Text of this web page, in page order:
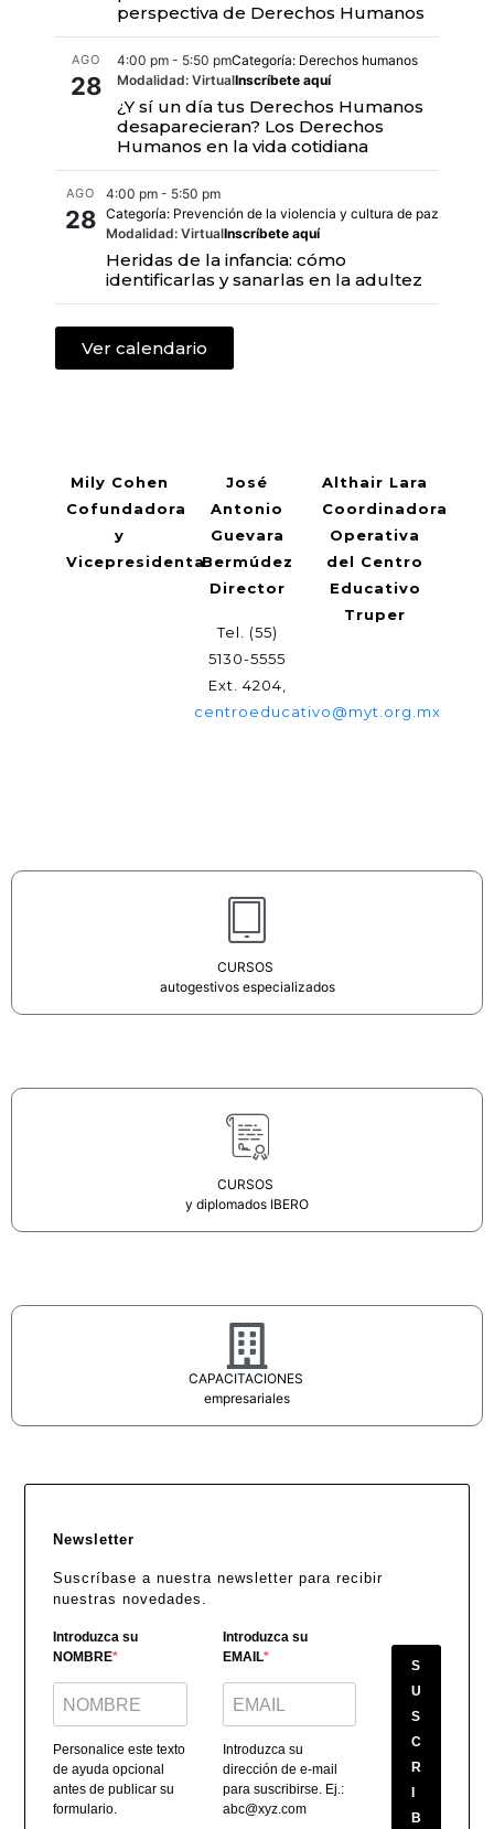
CURSOS
autogestivos especializados
CURSOS
y diplomados IBERO
CAPACITACIONES
empresariales
perspectiva de Derechos Humanos
AGO
28
4:00 pm - 5:50 pmCategoría: Derechos humanos
Modalidad: VirtualInscríbete aquí
¿Y sí un día tus Derechos Humanos
desaparecieran? Los Derechos
Humanos en la vida cotidiana
AGO
28
4:00 pm - 5:50 pm
Categoría: Prevención de la violencia y cultura de paz
Modalidad: VirtualInscríbete aquí
Heridas de la infancia: cómo
identificarlas y sanarlas en la adultez
Ver calendario
Mily Cohen
Cofundadora
y
Vicepresidenta
José
Antonio
Guevara
Bermúdez
Director
Tel. (55)
5130-5555
Ext. 4204,
centroeducativo@myt.org.mx
Althair Lara
Coordinadora
Operativa
del Centro
Educativo
Truper
Newsletter
Suscríbase a nuestra newsletter para recibir
nuestras novedades.
Introduzca su
NOMBRE
Personalice este texto
de ayuda opcional
antes de publicar su
formulario.
Introduzca su
EMAIL
Introduzca su
dirección de e-mail
para suscribirse. Ej.:
abc@xyz.com
S
U
S
C
R
B